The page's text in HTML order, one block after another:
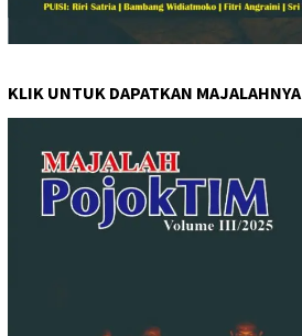
KLIK UNTUK DAPATKAN MAJALAHNYA